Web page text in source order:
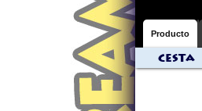
Producto
Cesta